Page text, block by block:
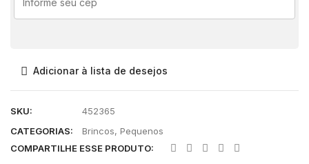
Adicionar à lista de desejos
SKU:
452365
CATEGORIAS:
Brincos, Pequenos
COMPARTILHE ESSE PRODUTO: